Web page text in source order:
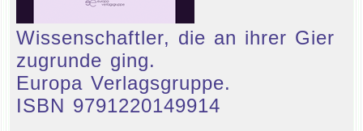
Wissenschaftler, die an ihrer Gier
zugrunde ging.
Europa Verlagsgruppe.
ISBN 9791220149914